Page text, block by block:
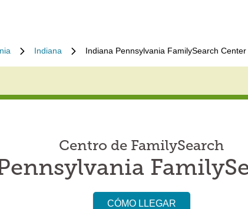
Indiana Indiana Pennsylvania FamilySearch Center
Centro de FamilySearch
CÓMO LLEGAR